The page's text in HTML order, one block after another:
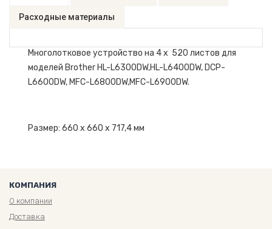
Расходные материалы
Многолотковое устройство на 4 x 520 листов для
моделей Brother HL-L6300DW,HL-L6400DW, DCP-
L6600DW, MFC-L6800DW,MFC-L6900DW.
Размер: 660 x 660 x 717,4 мм
КОМПАНИЯ
О компании
Доставка